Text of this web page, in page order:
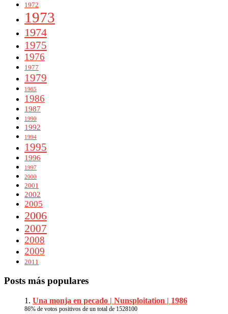
1972
1973
1974
1975
1976
1977
1979
1985
1986
1987
1990
1992
1994
1995
1996
1997
2000
2001
2002
2005
2006
2007
2008
2009
2011
Posts más populares
Una monja en pecado | Nunsploitation | 1986
86% de votos positivos de un total de 1528100